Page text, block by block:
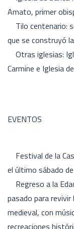
Amato, primer
Tilo centenario:
que se construyó
Otras iglesias:
Carmine e Iglesia
EVENTOS
Festival de la
el último sábado
Regreso a la
pasado para
medieval, con
recreaciones